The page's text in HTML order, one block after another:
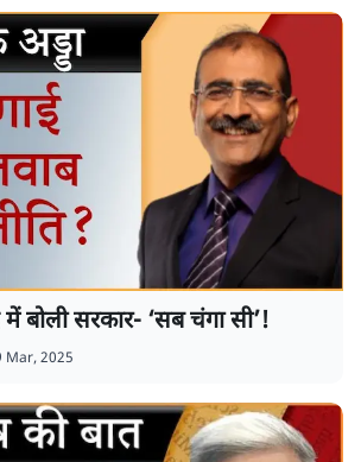
बोली सरकार- ‘सब चंगा सी’!
Mar, 2025